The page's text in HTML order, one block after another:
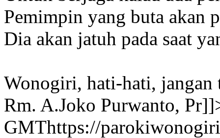
Pemimpin yang buta akan
Dia akan jatuh pada saat
Wonogiri, hati-hati, jangan
Rm. A.Joko Purwanto,
GMThttps://